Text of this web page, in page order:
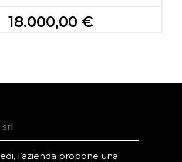
18.000,00 €
srl
l’azienda propone una